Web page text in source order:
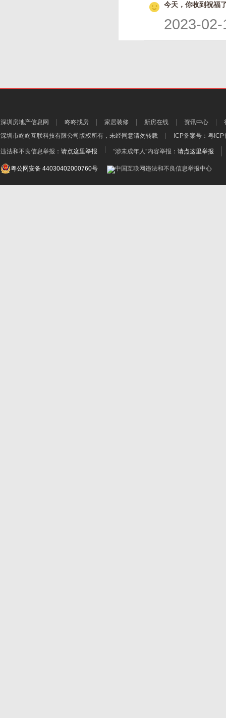
今天，你收到祝福
2023-
深圳房地产信息网 咚咚找房 家居装修 新房在线 资讯中心
深圳市咚咚互联科技有限公司 版权所有，未经同意请勿转载 ICP备案号： 粤ICP
违法和不良信息举报： 请点这里举报 “涉未成年人”内容举报： 请点这里举报
粤公网安备 44030402000760号